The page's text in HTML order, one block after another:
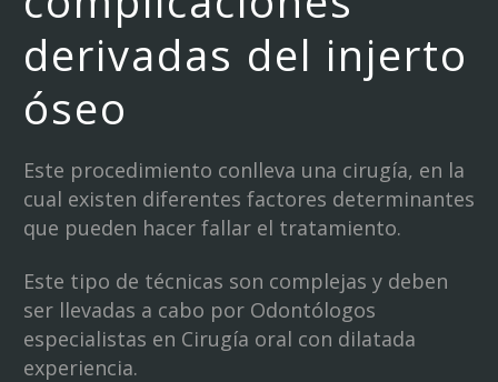
derivadas del injerto
óseo
Este procedimiento conlleva una cirugía, en la
cual existen diferentes factores determinantes
que pueden hacer fallar el tratamiento.
Este tipo de técnicas son complejas y deben
ser llevadas a cabo por Odontólogos
especialistas en Cirugía oral con dilatada
experiencia.